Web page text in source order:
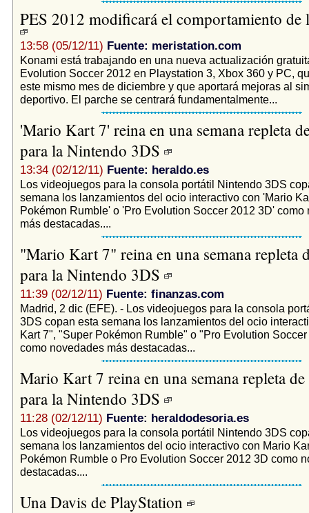
PES 2012 modificará el comportamiento de
13:58 (05/12/11) Fuente: meristation.com
Konami está trabajando en una nueva actualización
Evolution Soccer 2012 en Playstation 3, Xbox 360 y PC,
este mismo mes de diciembre y que aportará mejoras al
deportivo. El parche se centrará fundamentalmente...
'Mario Kart 7' reina en una semana repleta
para la Nintendo 3DS
13:34 (02/12/11) Fuente: heraldo.es
Los videojuegos para la consola portátil Nintendo 3DS
semana los lanzamientos del ocio interactivo con 'Mario
Pokémon Rumble' o 'Pro Evolution Soccer 2012 3D' como
más destacadas....
"Mario Kart 7" reina en una semana repleta
para la Nintendo 3DS
11:39 (02/12/11) Fuente: finanzas.com
Madrid, 2 dic (EFE). - Los videojuegos para la consola
3DS copan esta semana los lanzamientos del ocio
Kart 7", "Super Pokémon Rumble" o "Pro Evolution
como novedades más destacadas...
Mario Kart 7 reina en una semana repleta de
para la Nintendo 3DS
11:28 (02/12/11) Fuente: heraldodesoria.es
Los videojuegos para la consola portátil Nintendo 3DS
semana los lanzamientos del ocio interactivo con Mario
Pokémon Rumble o Pro Evolution Soccer 2012 3D como
destacadas....
Una Davis de PlayStation